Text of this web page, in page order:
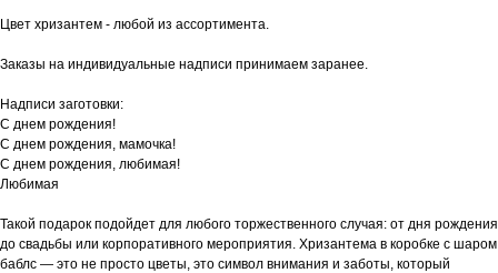
Цвет хризантем - любой из ассортимента.
Заказы на индивидуальные надписи принимаем заранее.
Надписи заготовки:
С днем рождения!
С днем рождения, мамочка!
С днем рождения, любимая!
Любимая
Такой подарок подойдет для любого торжественного случая: от дня рождения
до свадьбы или корпоративного мероприятия. Хризантема в коробке с шаром
баблс — это не просто цветы, это символ внимания и заботы, который